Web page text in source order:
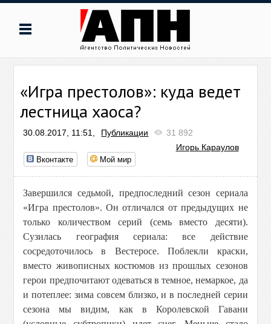
«Игра престолов»: куда ведет
лестница хаоса?
30.08.2017, 11:51, Публикации
31 892
Игорь Караулов
Вконтакте Мой мир
Завершился седьмой, предпоследний сезон сериала
«Игра престолов». Он отличался от предыдущих не
только количеством серий (семь вместо десяти).
Сузилась география сериала: все действие
сосредоточилось в Вестеросе. Поблекли краски,
вместо живописных костюмов из прошлых сезонов
герои предпочитают одеваться в темное, немаркое, да
и потеплее: зима совсем близко, и в последней серии
сезона мы видим, как в Королевской Гавани